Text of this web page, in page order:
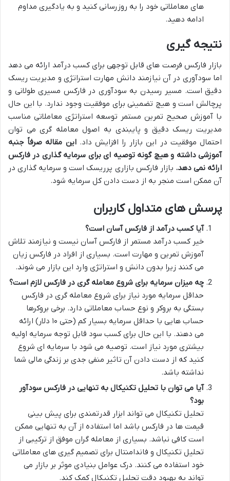
های معاملاتی خود را به روزرسانی کنید و به یادگیری مداوم
ادامه دهید.
نتیجه گیری
بازار فارکس فرصت های قابل توجهی برای کسب درآمد ارائه می دهد
اما سودآوری در آن نیازمند دانش مهارت استراتژی و مدیریت ریسک
دقیق است. مسیر رسیدن به سودآوری در فارکس مسیری طولانی و
پرچالش است و هیچ تضمینی برای موفقیت وجود ندارد. با این حال
با آموزش صحیح تمرین مستمر توسعه استراتژی معاملاتی مناسب
مدیریت ریسک دقیق و پایبندی به اصول معامله گری می توان
احتمال موفقیت در این بازار را افزایش داد.این مقاله صرفاً جنبه
آموزشی داشته و هیچ گونه توصیه ای برای سرمایه گذاری در فارکس
ارائه نمی دهد. بازار فارکس بازاری پرریسک است و سرمایه گذاری در
آن ممکن است منجر به از دست دادن کل سرمایه شود.
پرسش های متداول کاربران
آیا کسب درآمد از فارکس آسان است؟
خیر کسب درآمد مستمر از فارکس آسان نیست و نیازمند تلاش
آموزش تمرین و مهارت است. بسیاری از افراد در فارکس زیان
می کنند زیرا بدون دانش و استراتژی وارد این بازار می شوند.
چه میزان سرمایه برای شروع معامله گری در فارکس لازم است؟
حداقل سرمایه مورد نیاز برای شروع معامله گری در فارکس
بستگی به بروکر و نوع حساب معاملاتی دارد. برخی بروکرها
حساب هایی با حداقل سرمایه بسیار کم (حتی ۱۰ دلار) ارائه
می دهند. با این حال برای کسب سود قابل توجه سرمایه اولیه
بیشتری مورد نیاز است. توصیه می شود با سرمایه ای شروع
کنید که از دست دادن آن تاثیر منفی جدی بر زندگی مالی شما
نداشته باشد.
آیا می توان با تحلیل تکنیکال به تنهایی در فارکس سودآور
بود؟
تحلیل تکنیکال می تواند ابزار قدرتمندی برای پیش بینی
قیمت ها در فارکس باشد اما استفاده از آن به تنهایی ممکن
است کافی نباشد. بسیاری از معامله گران موفق از ترکیبی از
تحلیل تکنیکال و فاندامنتال برای تصمیم گیری های معاملاتی
خود استفاده می کنند. درک عوامل بنیادی موثر بر بازار می
تواند به بهبود دقت تحلیل تکنیکال کمک کند.